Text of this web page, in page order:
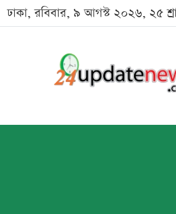
ঢাকা, রবিবার, ৯ আগস্ট ২০২৬, ২৫